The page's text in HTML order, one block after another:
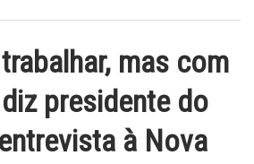
mas com
presidente do
à Nova